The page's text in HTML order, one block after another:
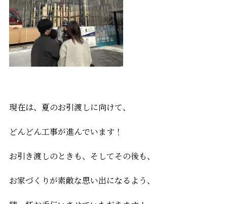
現在は、夏のお引渡しに向けて、
どんどん工事が進んでいます！
お引き渡しのときも、そしてその後も、
お家づくりが素敵な思い出になるよう、